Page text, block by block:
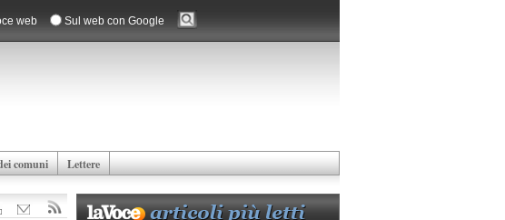
web Sul web con Google
comuni Lettere